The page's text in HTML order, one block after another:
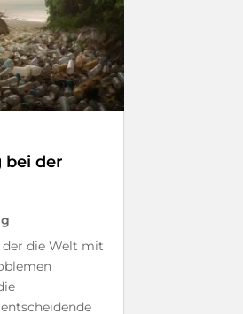
bei der
die Welt mit